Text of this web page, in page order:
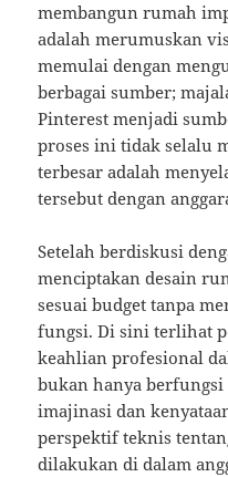
membangun rumah
adalah merumuskan
memulai dengan
berbagai sumber;
Pinterest menjadi
proses ini tidak selalu
terbesar adalah
tersebut dengan
Setelah berdiskusi
menciptakan desain
sesuai budget tanpa
fungsi. Di sini terlihat
keahlian profesional
bukan hanya berfungsi
imajinasi dan
perspektif teknis
dilakukan di dalam